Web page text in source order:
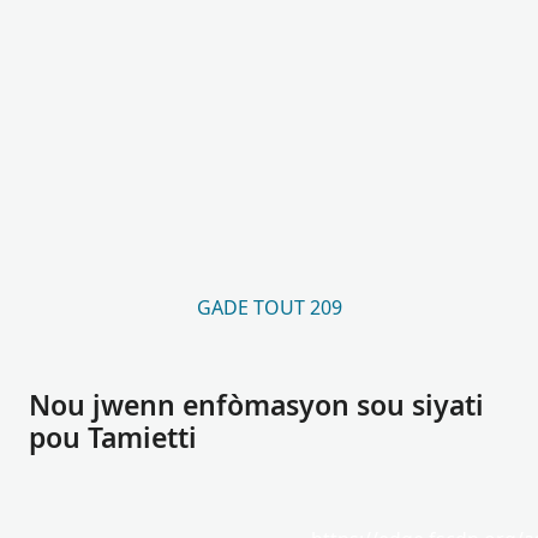
GADE TOUT 209
Nou jwenn enfòmasyon sou siyati
pou Tamietti